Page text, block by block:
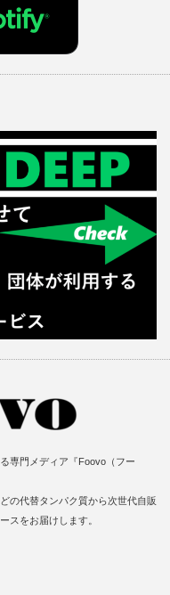
専門メディア『Foovo（フー
の代替タンパク質から次世代自販
スをお届けします。